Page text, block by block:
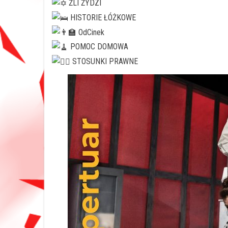
ŹLI ŻYDZI
HISTORIE ŁÓŻKOWE
OdCinek
POMOC DOMOWA
STOSUNKI PRAWNE